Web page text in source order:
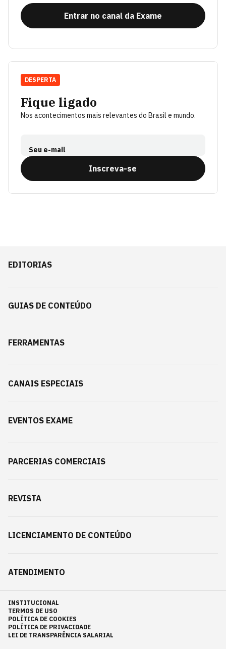
Entrar no canal da Exame
Fique ligado
Nos acontecimentos mais relevantes do Brasil e mundo.
Seu e-mail
Inscreva-se
DESPERTA
EDITORIAS
GUIAS DE CONTEÚDO
FERRAMENTAS
CANAIS ESPECIAIS
EVENTOS EXAME
PARCERIAS COMERCIAIS
REVISTA
LICENCIAMENTO DE CONTEÚDO
ATENDIMENTO
INSTITUCIONAL
TERMOS DE USO
POLÍTICA DE COOKIES
POLÍTICA DE PRIVACIDADE
LEI DE TRANSPARÊNCIA SALARIAL